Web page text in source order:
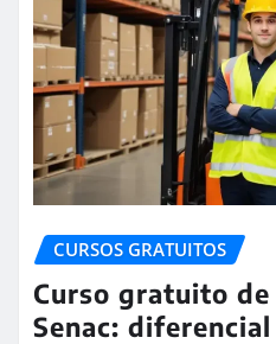
CURSOS GRATUITOS
Curso gratuito
Senac: